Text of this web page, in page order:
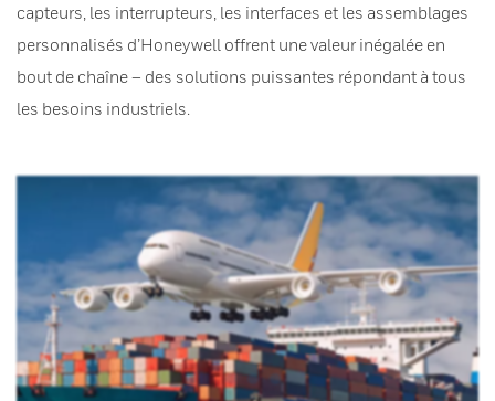
capteurs, les interrupteurs, les interfaces et les assemblages
personnalisés d’Honeywell offrent une valeur inégalée en
bout de chaîne – des solutions puissantes répondant à tous
les besoins industriels.